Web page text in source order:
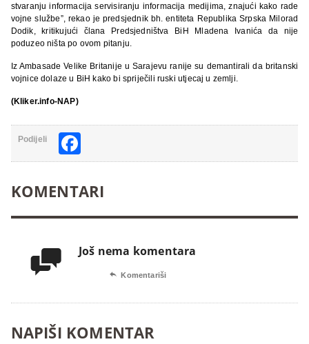
stvaranju informacija servisiranju informacija medijima, znajući kako rade
vojne službe”, rekao je predsjednik bh. entiteta Republika Srpska Milorad
Dodik, kritikujući člana Predsjedništva BiH Mladena Ivanića da nije
poduzeo ništa po ovom pitanju.
Iz Ambasade Velike Britanije u Sarajevu ranije su demantirali da britanski
vojnice dolaze u BiH kako bi spriječili ruski utjecaj u zemlji.
(Kliker.info-NAP)
Podijeli
KOMENTARI
 Još nema komentara
 Komentariši
NAPIŠI KOMENTAR